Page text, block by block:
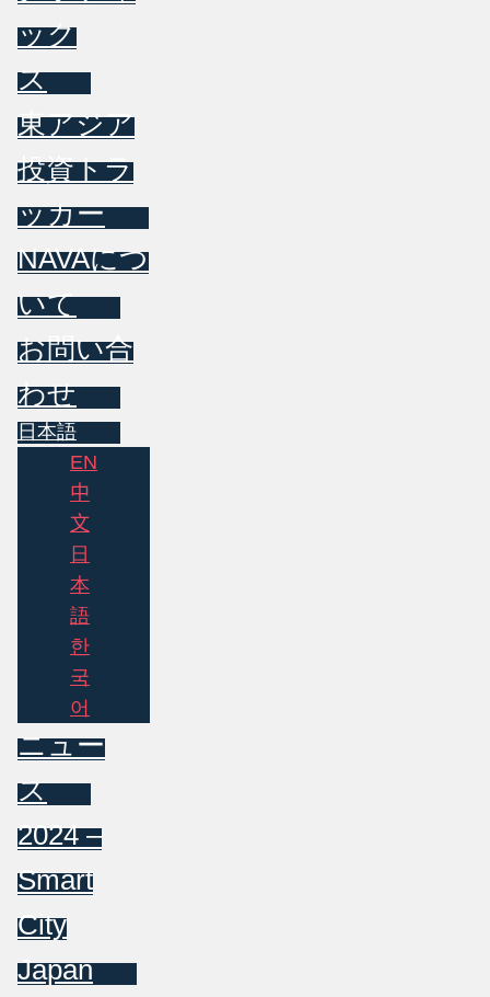
ック
ス
東アジア
投資トラ
ッカー
NAVAにつ
いて
お問い合
わせ
日本語
EN
中
文
日
本
語
한
국
어
ニュー
ス
2024 –
Smart
City
Japan